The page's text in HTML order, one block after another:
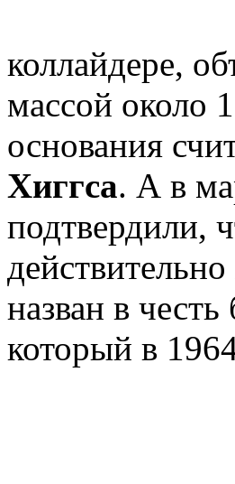
коллайдере,
массой около
основания
Хиггса. А в
подтвердили,
назван в
который в